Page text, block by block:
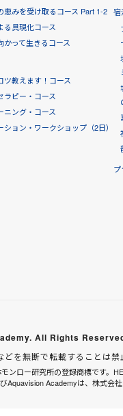
恵みを受け取るコース Part 1-2
る具現化コース
かって生きるコース
ツ教えます！コース
ラピー・コース
ニング・コース
ョン・ワークショップ（2日）
宿
All Rights
を無断で転載することは禁
ンロー研究所の登録商標です。
Aquavision Academyは、株式会